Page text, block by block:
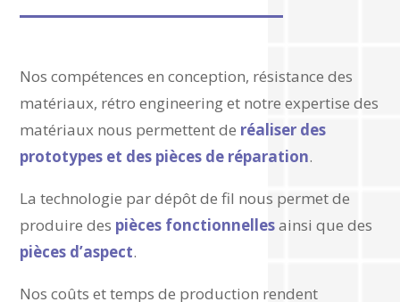
Nos compétences en conception, résistance des
matériaux, rétro engineering et notre expertise des
matériaux nous permettent de réaliser des
prototypes et des pièces de réparation.
La technologie par dépôt de fil nous permet de
produire des pièces fonctionnellesainsi que des
pièces d’aspect.
Nos coûts et temps de production rendent